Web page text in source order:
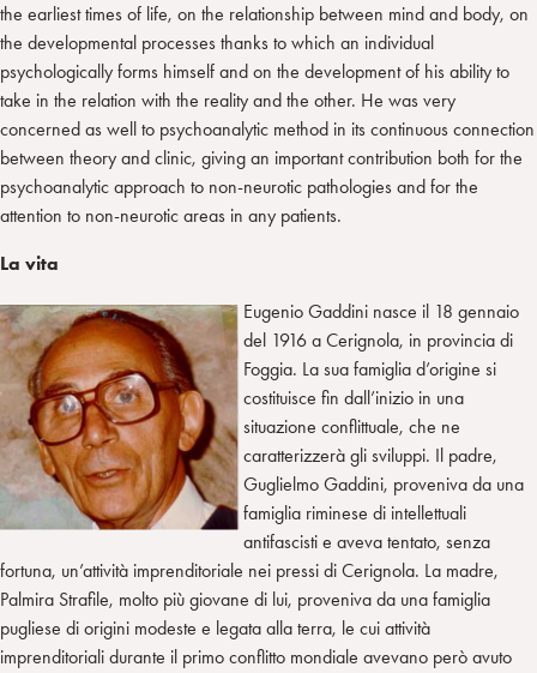
the earliest times of life, on the relationship between mind and body, on
the developmental processes thanks to which an individual
psychologically forms himself and on the development of his ability to
take in the relation with the reality and the other. He was very
concerned as well to psychoanalytic method in its continuous connection
between theory and clinic, giving an important contribution both for the
psychoanalytic approach to non-neurotic pathologies and for the
attention to non-neurotic areas in any patients.
La vita
Eugenio Gaddini nasce il 18 gennaio
del 1916 a Cerignola, in provincia di
Foggia. La sua famiglia d’origine si
costituisce fin dall’inizio in una
situazione conflittuale, che ne
caratterizzerà gli sviluppi. Il padre,
Guglielmo Gaddini, proveniva da una
famiglia riminese di intellettuali
antifascisti e aveva tentato, senza
fortuna, un’attività imprenditoriale nei pressi di Cerignola. La madre,
Palmira Strafile, molto più giovane di lui, proveniva da una famiglia
pugliese di origini modeste e legata alla terra, le cui attività
imprenditoriali durante il primo conflitto mondiale avevano però avuto